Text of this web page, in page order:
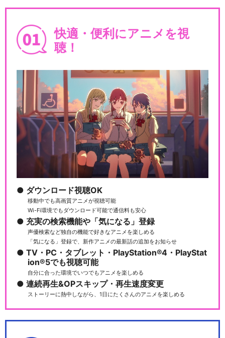
n 1 前編～紅…
劇場版「進撃の巨人」Seaso
n 1 後編～自…
劇場版「進撃の巨人」Seaso
n 2 ～覚醒の…
劇場版「進撃の巨人」～クロ
ニクル～
快適・便利にアニメを視
聴！
ダウンロード視聴OK
移動中でも高画質アニメが視聴可能
Wi-Fi環境でもダウンロード可能で通信料も安心
充実の検索機能や「気になる」登録
声優検索など独自の機能で好きなアニメを楽しめる
「気になる」登録で、新作アニメの最新話の追加をお知らせ
TV・PC・タブレット・PlayStation®4・PlayStat
ion®5でも視聴可能
自分に合った環境でいつでもアニメを楽しめる
連続再生&OPスキップ・再生速度変更
ストーリーに熱中しながら、1日にたくさんのアニメを楽しめる